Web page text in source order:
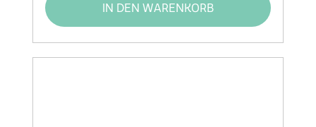
IN DEN WARENKORB